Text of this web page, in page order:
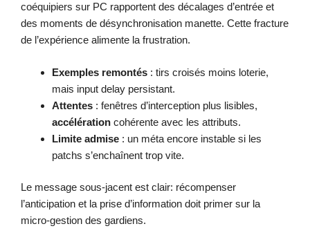
coéquipiers sur PC rapportent des décalages d’entrée et
des moments de désynchronisation manette. Cette fracture
de l’expérience alimente la frustration.
Exemples remontés : tirs croisés moins loterie,
mais input delay persistant.
Attentes : fenêtres d’interception plus lisibles,
accélération cohérente avec les attributs.
Limite admise : un méta encore instable si les
patchs s’enchaînent trop vite.
Le message sous-jacent est clair: récompenser
l’anticipation et la prise d’information doit primer sur la
micro-gestion des gardiens.